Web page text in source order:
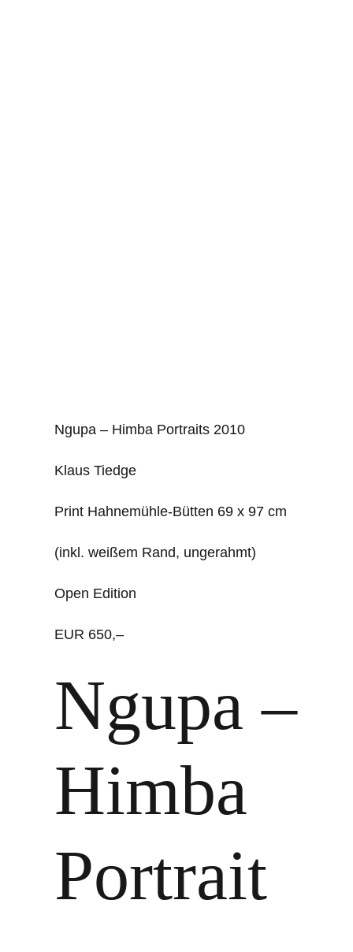
Ngupa – Himba Portraits 2010
Klaus Tiedge
Print Hahnemühle-Bütten 69 x 97 cm
(inkl. weißem Rand, ungerahmt)
Open Edition
EUR 650,–
Ngupa –
Himba
Portrait